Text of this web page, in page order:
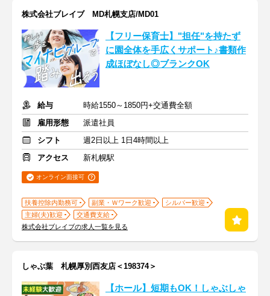
株式会社ブレイブ MD札幌支店/MD01
【フリー保育士】"担任"を持たず
に園全体を手広くサポート♪書類作
成ほぼなし◎ブランクOK
給与
時給1550～1850円+交通費全額
雇用形態
派遣社員
シフト
週2日以上 1日4時間以上
アクセス
新札幌駅
オンライン面接可
扶養控除内勤務可 副業・Ｗワーク歓迎
シルバー歓迎
主婦(夫)歓迎
交通費支給
株式会社ブレイブの求人一覧を見る
しゃぶ葉 札幌厚別西友店＜198374＞
【ホール】短期もOK！しゃぶしゃ